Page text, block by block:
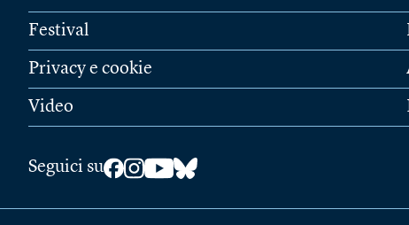
Festival
Privacy e cookie
Video
Seguici su